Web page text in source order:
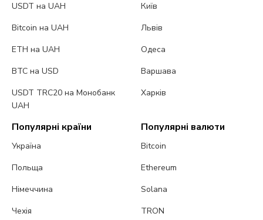
USDT на UAH
Bitcoin на UAH
ETH на UAH
BTC на USD
USDT TRC20 на Монобанк
UAH
Київ
Львів
Одеса
Варшава
Харків
Популярні країни
Україна
Польща
Німеччина
Чехія
Популярні валюти
Bitcoin
Ethereum
Solana
TRON